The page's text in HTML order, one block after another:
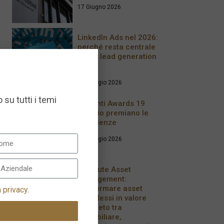
17 Giugno 2026
LinkedIn Ads nel 2026:
perché resta centrale
per la lead generation
28 Maggio 2026
Le Fonti Awards 19
maggio premiano le
Eccellenze
20 Maggio 2026
Resolute Asset
Management:
trasformare asset
complessi in valore
concreto tra
immobiliare,
su tutti i temi
privacy.